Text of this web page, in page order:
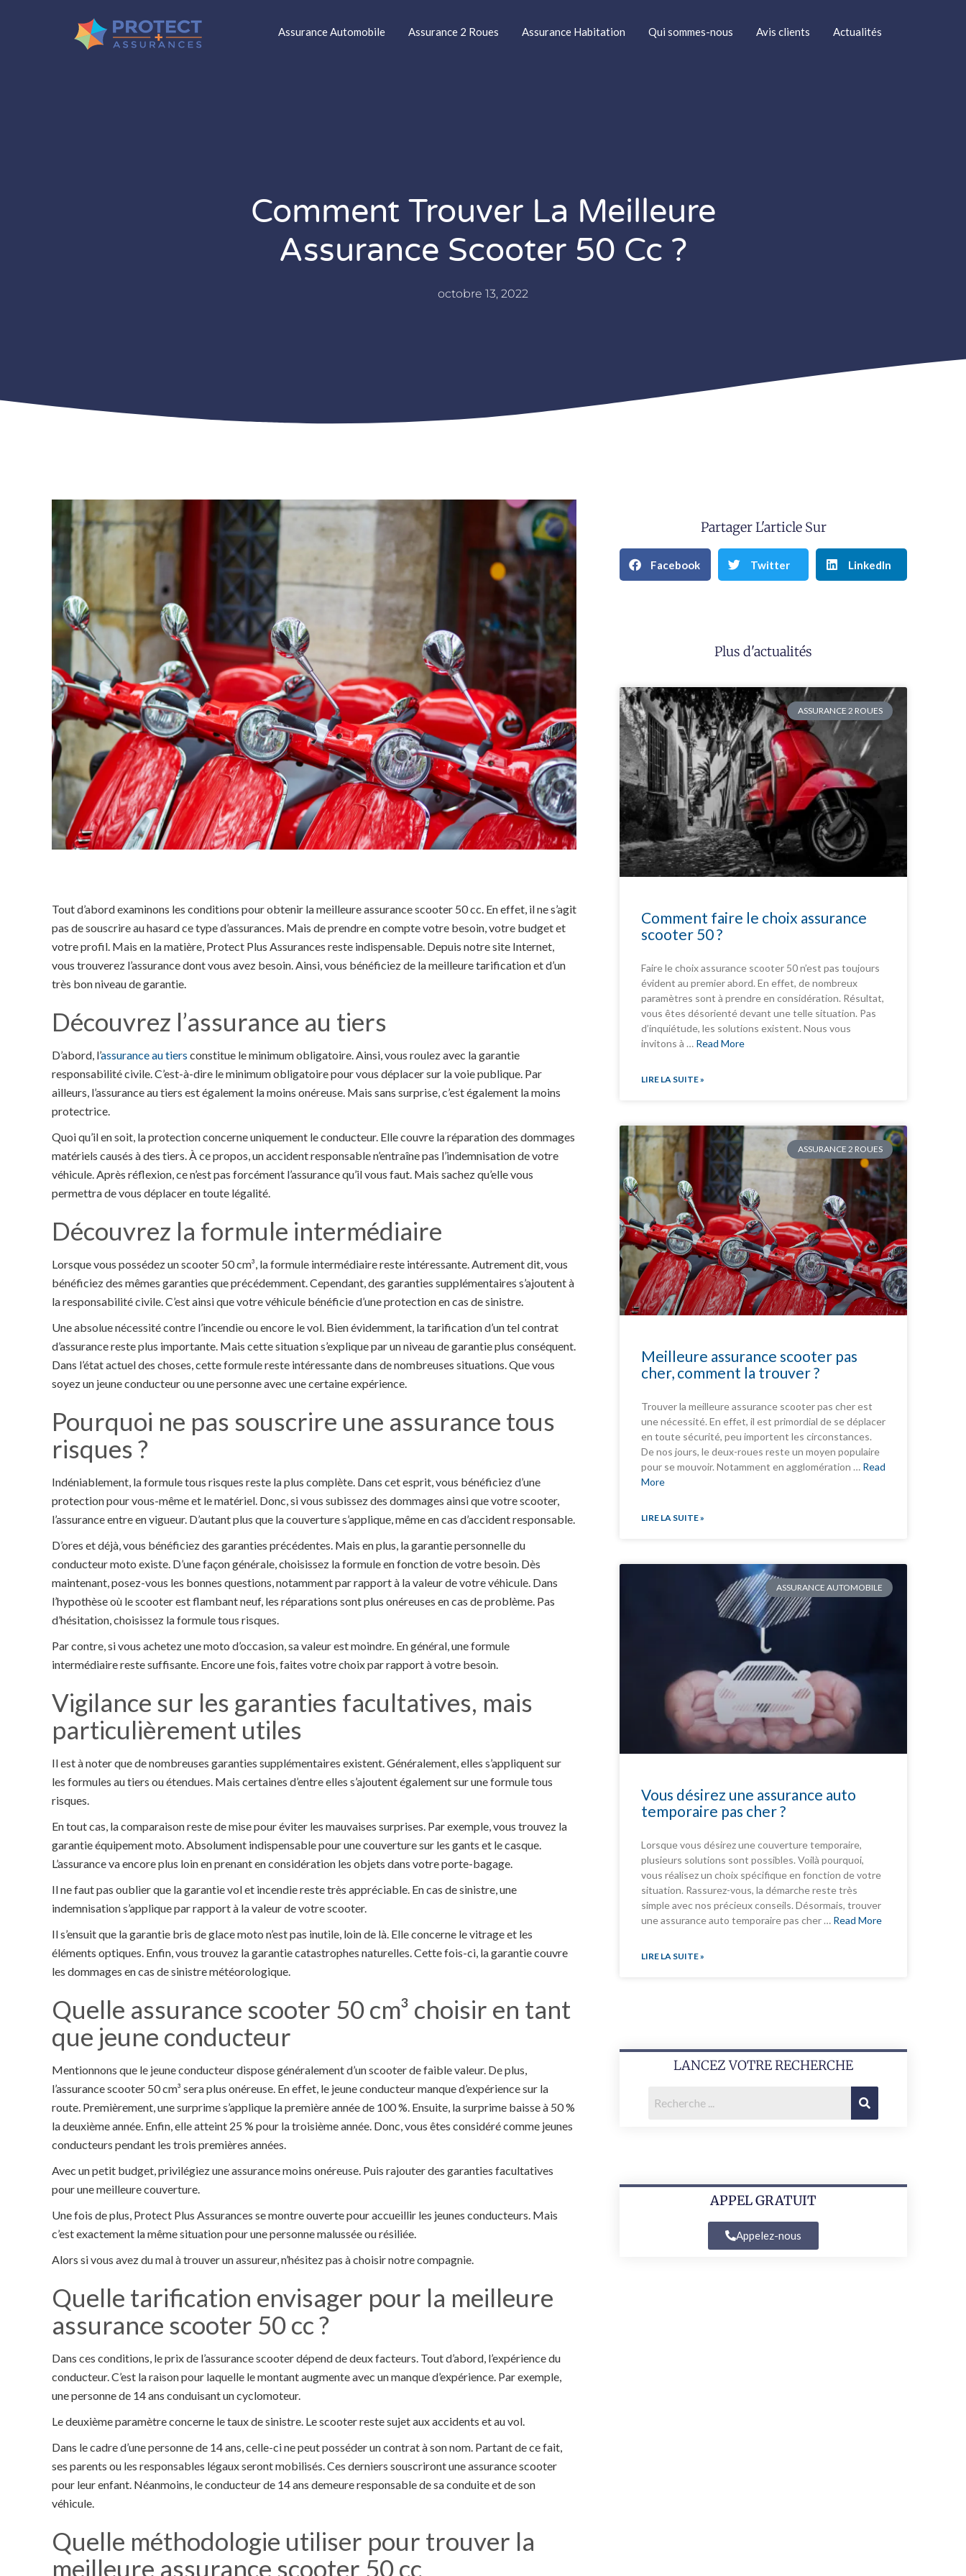
Assurance Automobile Assurance 2 Roues Assurance Habitation Qui sommes-nous Avis clients Actualités
Comment Trouver La Meilleure
Assurance Scooter 50 Cc ?
octobre 13, 2022
Tout d’abord examinons les conditions pour obtenir la meilleure assurance scooter 50 cc. En effet, il ne s’agit
pas de souscrire au hasard ce type d’assurances. Mais de prendre en compte votre besoin, votre budget et
votre profil. Mais en la matière, Protect Plus Assurances reste indispensable. Depuis notre site Internet,
vous trouverez l’assurance dont vous avez besoin. Ainsi, vous bénéficiez de la meilleure tarification et d’un
très bon niveau de garantie.
Découvrez l’assurance au tiers
D’abord, l’assurance au tiers constitue le minimum obligatoire. Ainsi, vous roulez avec la garantie
responsabilité civile. C’est-à-dire le minimum obligatoire pour vous déplacer sur la voie publique. Par
ailleurs, l’assurance au tiers est également la moins onéreuse. Mais sans surprise, c’est également la moins
protectrice.
Quoi qu’il en soit, la protection concerne uniquement le conducteur. Elle couvre la réparation des dommages
matériels causés à des tiers. À ce propos, un accident responsable n’entraîne pas l’indemnisation de votre
véhicule. Après réflexion, ce n’est pas forcément l’assurance qu’il vous faut. Mais sachez qu’elle vous
permettra de vous déplacer en toute légalité.
Découvrez la formule intermédiaire
Lorsque vous possédez un scooter 50 cm³, la formule intermédiaire reste intéressante. Autrement dit, vous
bénéficiez des mêmes garanties que précédemment. Cependant, des garanties supplémentaires s’ajoutent à
la responsabilité civile. C’est ainsi que votre véhicule bénéficie d’une protection en cas de sinistre.
Une absolue nécessité contre l’incendie ou encore le vol. Bien évidemment, la tarification d’un tel contrat
d’assurance reste plus importante. Mais cette situation s’explique par un niveau de garantie plus conséquent.
Dans l’état actuel des choses, cette formule reste intéressante dans de nombreuses situations. Que vous
soyez un jeune conducteur ou une personne avec une certaine expérience.
Pourquoi ne pas souscrire une assurance tous
risques ?
Indéniablement, la formule tous risques reste la plus complète. Dans cet esprit, vous bénéficiez d’une
protection pour vous-même et le matériel. Donc, si vous subissez des dommages ainsi que votre scooter,
l’assurance entre en vigueur. D’autant plus que la couverture s’applique, même en cas d’accident responsable.
D’ores et déjà, vous bénéficiez des garanties précédentes. Mais en plus, la garantie personnelle du
conducteur moto existe. D’une façon générale, choisissez la formule en fonction de votre besoin. Dès
maintenant, posez-vous les bonnes questions, notamment par rapport à la valeur de votre véhicule. Dans
l’hypothèse où le scooter est flambant neuf, les réparations sont plus onéreuses en cas de problème. Pas
d’hésitation, choisissez la formule tous risques.
Par contre, si vous achetez une moto d’occasion, sa valeur est moindre. En général, une formule
intermédiaire reste suffisante. Encore une fois, faites votre choix par rapport à votre besoin.
Vigilance sur les garanties facultatives, mais
particulièrement utiles
Il est à noter que de nombreuses garanties supplémentaires existent. Généralement, elles s’appliquent sur
les formules au tiers ou étendues. Mais certaines d’entre elles s’ajoutent également sur une formule tous
risques.
En tout cas, la comparaison reste de mise pour éviter les mauvaises surprises. Par exemple, vous trouvez la
garantie équipement moto. Absolument indispensable pour une couverture sur les gants et le casque.
L’assurance va encore plus loin en prenant en considération les objets dans votre porte-bagage.
Il ne faut pas oublier que la garantie vol et incendie reste très appréciable. En cas de sinistre, une
indemnisation s’applique par rapport à la valeur de votre scooter.
Il s’ensuit que la garantie bris de glace moto n’est pas inutile, loin de là. Elle concerne le vitrage et les
éléments optiques. Enfin, vous trouvez la garantie catastrophes naturelles. Cette fois-ci, la garantie couvre
les dommages en cas de sinistre météorologique.
Quelle assurance scooter 50 cm³ choisir en tant
que jeune conducteur
Mentionnons que le jeune conducteur dispose généralement d’un scooter de faible valeur. De plus,
l’assurance scooter 50 cm³ sera plus onéreuse. En effet, le jeune conducteur manque d’expérience sur la
route. Premièrement, une surprime s’applique la première année de 100 %. Ensuite, la surprime baisse à 50 %
la deuxième année. Enfin, elle atteint 25 % pour la troisième année. Donc, vous êtes considéré comme jeunes
conducteurs pendant les trois premières années.
Avec un petit budget, privilégiez une assurance moins onéreuse. Puis rajouter des garanties facultatives
pour une meilleure couverture.
Une fois de plus, Protect Plus Assurances se montre ouverte pour accueillir les jeunes conducteurs. Mais
c’est exactement la même situation pour une personne malussée ou résiliée.
Alors si vous avez du mal à trouver un assureur, n’hésitez pas à choisir notre compagnie.
Quelle tarification envisager pour la meilleure
assurance scooter 50 cc ?
Dans ces conditions, le prix de l’assurance scooter dépend de deux facteurs. Tout d’abord, l’expérience du
conducteur. C’est la raison pour laquelle le montant augmente avec un manque d’expérience. Par exemple,
une personne de 14 ans conduisant un cyclomoteur.
Le deuxième paramètre concerne le taux de sinistre. Le scooter reste sujet aux accidents et au vol.
Dans le cadre d’une personne de 14 ans, celle-ci ne peut posséder un contrat à son nom. Partant de ce fait,
ses parents ou les responsables légaux seront mobilisés. Ces derniers souscriront une assurance scooter
pour leur enfant. Néanmoins, le conducteur de 14 ans demeure responsable de sa conduite et de son
véhicule.
Quelle méthodologie utiliser pour trouver la
meilleure assurance scooter 50 cc
Partager L'article Sur
Facebook Twitter LinkedIn
Plus d'actualités
ASSURANCE 2 ROUES
Comment faire le choix assurance
scooter 50 ?
Faire le choix assurance scooter 50 n’est pas toujours
évident au premier abord. En effet, de nombreux
paramètres sont à prendre en considération. Résultat,
vous êtes désorienté devant une telle situation. Pas
d’inquiétude, les solutions existent. Nous vous
invitons à … Read More
LIRE LA SUITE »
ASSURANCE 2 ROUES
Meilleure assurance scooter pas
cher, comment la trouver ?
Trouver la meilleure assurance scooter pas cher est
une nécessité. En effet, il est primordial de se déplacer
en toute sécurité, peu importent les circonstances.
De nos jours, le deux-roues reste un moyen populaire
pour se mouvoir. Notamment en agglomération … Read
More
LIRE LA SUITE »
ASSURANCE AUTOMOBILE
Vous désirez une assurance auto
temporaire pas cher ?
Lorsque vous désirez une couverture temporaire,
plusieurs solutions sont possibles. Voilà pourquoi,
vous réalisez un choix spécifique en fonction de votre
situation. Rassurez-vous, la démarche reste très
simple avec nos précieux conseils. Désormais, trouver
une assurance auto temporaire pas cher … Read More
LIRE LA SUITE »
LANCEZ VOTRE RECHERCHE
APPEL GRATUIT
Appelez-nous